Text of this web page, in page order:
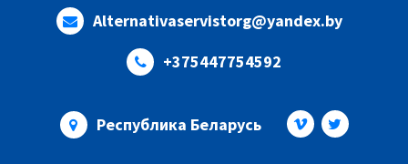
Alternativaservistorg@yandex.by
+375447754592
Республика Беларусь